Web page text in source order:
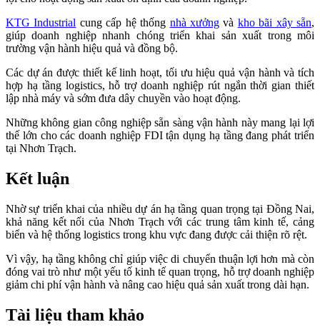
KTG Industrial cung cấp hệ thống nhà xưởngvà kho bãi xây sẵn,
giúp doanh nghiệp nhanh chóng triển khai sản xuất trong môi
trường vận hành hiệu quả và đồng bộ.
Các dự án được thiết kế linh hoạt, tối ưu hiệu quả vận hành và tích
hợp hạ tầng logistics, hỗ trợ doanh nghiệp rút ngắn thời gian thiết
lập nhà máy và sớm đưa dây chuyền vào hoạt động.
Những không gian công nghiệp sẵn sàng vận hành này mang lại lợi
thế lớn cho các doanh nghiệp FDI tận dụng hạ tầng đang phát triển
tại Nhơn Trạch.
Kết luận
Nhờ sự triển khai của nhiều dự án hạ tầng quan trọng tại Đồng Nai,
khả năng kết nối của Nhơn Trạch với các trung tâm kinh tế, cảng
biển và hệ thống logistics trong khu vực đang được cải thiện rõ rệt.
Vì vậy, hạ tầng không chỉ giúp việc di chuyển thuận lợi hơn mà còn
đóng vai trò như một yếu tố kinh tế quan trọng, hỗ trợ doanh nghiệp
giảm chi phí vận hành và nâng cao hiệu quả sản xuất trong dài hạn.
Tài liệu tham khảo